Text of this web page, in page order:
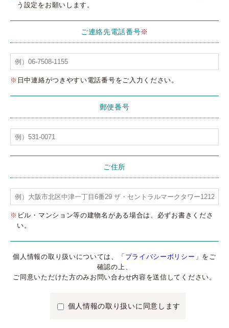
う設定をお願いします。
ご連絡先電話番号※
※ 日中連絡がつきやすい電話番号をご入力ください。
郵便番号
ご住所
※ ビル・マンション等の建物名がある場合は、必ずお書きくださ
い。
個人情報の取り扱いについては、「 プライバシーポリシー 」をご
確認の上、
ご同意いただけた方のみお問い合わせ内容を送信してください。
個人情報の取り扱いに同意します